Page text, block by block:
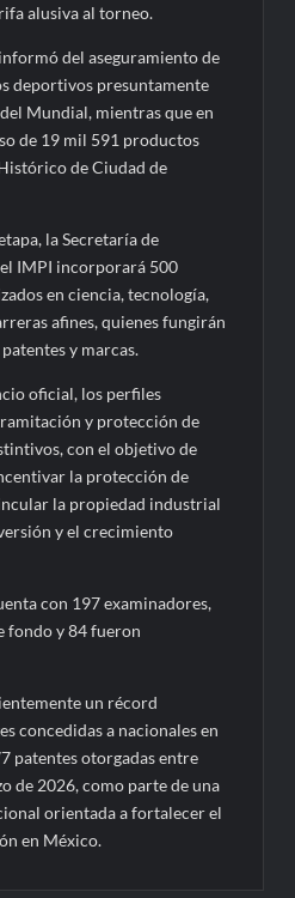
alusiva al torneo.
del aseguramiento de
deportivos presuntamente
Mundial, mientras que en
de 19 mil 591 productos
de Ciudad de
la Secretaría de
IMPI incorporará 500
en ciencia, tecnología,
afines, quienes fungirán
y marcas.
oficial, los perfiles
y protección de
con el objetivo de
la protección de
la propiedad industrial
y el crecimiento
con 197 examinadores,
fondo y 84 fueron
un récord
concedidas a nacionales en
patentes otorgadas entre
de 2026, como parte de una
orientada a fortalecer el
en México.